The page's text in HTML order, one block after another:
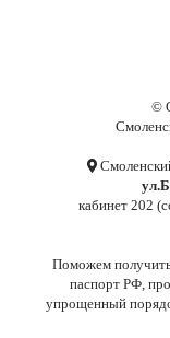
©
кабинет 202
Поможем
паспорт РФ,
упрощенный